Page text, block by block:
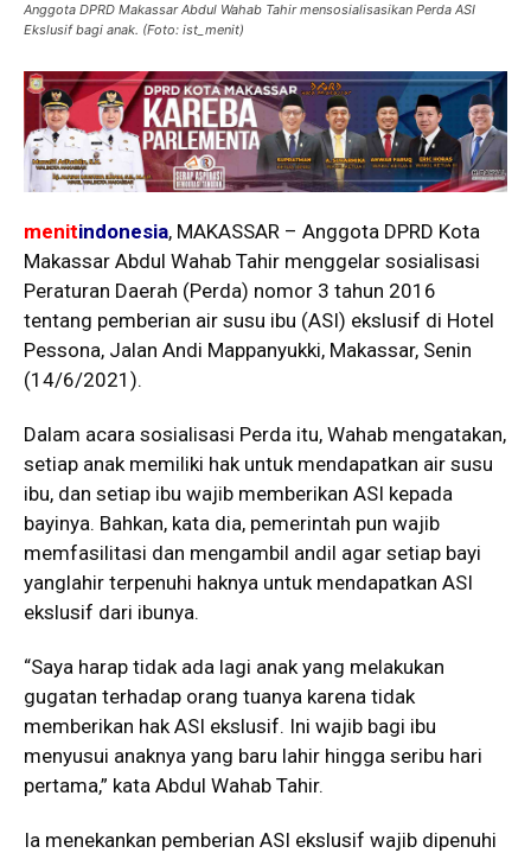
Anggota DPRD Makassar Abdul Wahab Tahir mensosialisasikan Perda ASI
Ekslusif bagi anak. (Foto: ist_menit)
menitindonesia, MAKASSAR – Anggota DPRD Kota
Makassar Abdul Wahab Tahir menggelar sosialisasi
Peraturan Daerah (Perda) nomor 3 tahun 2016
tentang pemberian air susu ibu (ASI) ekslusif di Hotel
Pessona, Jalan Andi Mappanyukki, Makassar, Senin
(14/6/2021).
Dalam acara sosialisasi Perda itu, Wahab mengatakan,
setiap anak memiliki hak untuk mendapatkan air susu
ibu, dan setiap ibu wajib memberikan ASI kepada
bayinya. Bahkan, kata dia, pemerintah pun wajib
memfasilitasi dan mengambil andil agar setiap bayi
yanglahir terpenuhi haknya untuk mendapatkan ASI
ekslusif dari ibunya.
“Saya harap tidak ada lagi anak yang melakukan
gugatan terhadap orang tuanya karena tidak
memberikan hak ASI ekslusif. Ini wajib bagi ibu
menyusui anaknya yang baru lahir hingga seribu hari
pertama,” kata Abdul Wahab Tahir.
Ia menekankan pemberian ASI ekslusif wajib dipenuhi